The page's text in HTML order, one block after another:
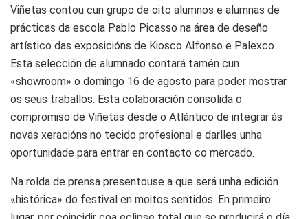
Viñetas contou cun grupo de oito alumnos e alumnas de
prácticas da escola Pablo Picasso na área de deseño
artístico das exposicións de Kiosco Alfonso e Palexco.
Esta selección de alumnado contará tamén cun
«showroom» o domingo 16 de agosto para poder mostrar
os seus traballos. Esta colaboración consolida o
compromiso de Viñetas desde o Atlántico de integrar ás
novas xeracións no tecido profesional e darlles unha
oportunidade para entrar en contacto co mercado.
Na rolda de prensa presentouse a que será unha edición
«histórica» do festival en moitos sentidos. En primeiro